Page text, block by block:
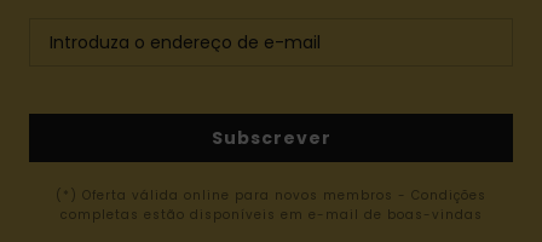
Subscrever
(*) Oferta válida online para novos membros - Condições
completas estão disponíveis em e-mail de boas-vindas